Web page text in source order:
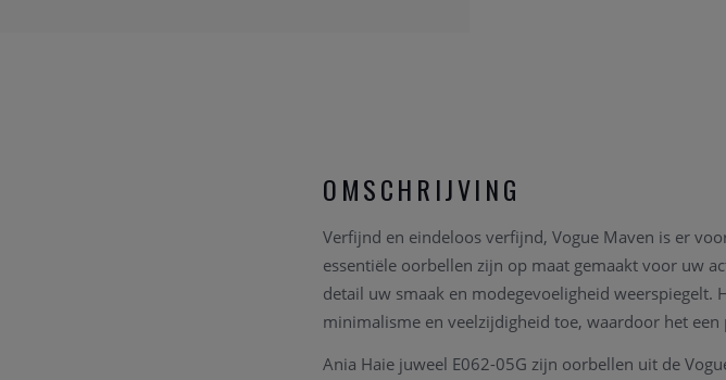
OMSCHRIJVING
Verfijnd en eindeloos verfijnd, Vogue Maven is er
essentiële oorbellen zijn op maat gemaakt voor uw
detail uw smaak en modegevoeligheid weerspiegelt.
minimalisme en veelzijdigheid toe, waardoor het
Ania Haie juweel E062-05G zijn oorbellen uit de